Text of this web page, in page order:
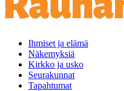
Ihmiset ja elämä
Näkemyksiä
Kirkko ja usko
Seurakunnat
Tapahtumat